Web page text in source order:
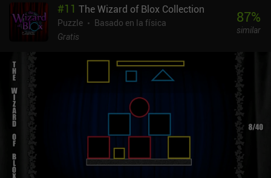
#11 The Wizard of Blox Collection
Puzzle
Basado en la física
Gratis
87%
similar